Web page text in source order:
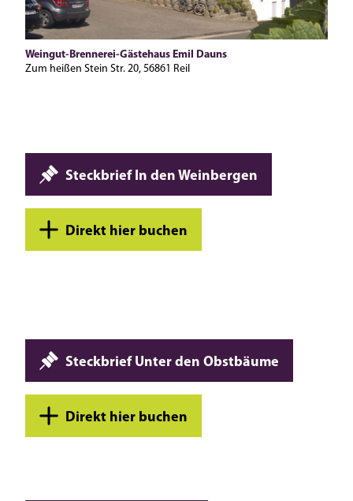
Weingut-Brennerei-Gästehaus Emil Dauns
Zum heißen Stein Str. 20, 56861 Reil
Steckbrief In den Weinbergen
Direkt hier buchen
Steckbrief Unter den Obstbäume
Direkt hier buchen